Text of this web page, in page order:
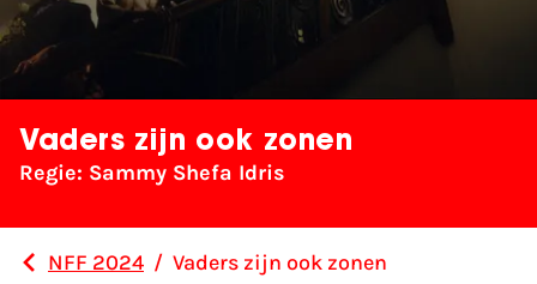
Vaders zijn ook zonen
Regie: Sammy Shefa Idris
NFF 2024 / Vaders zijn ook zonen